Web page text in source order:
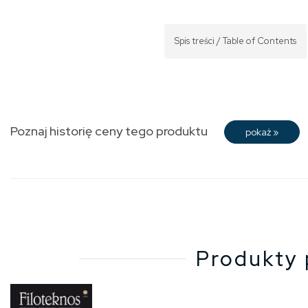
Spis treści / Table of Contents
Poznaj historię ceny tego produktu pokaż »
Produkty